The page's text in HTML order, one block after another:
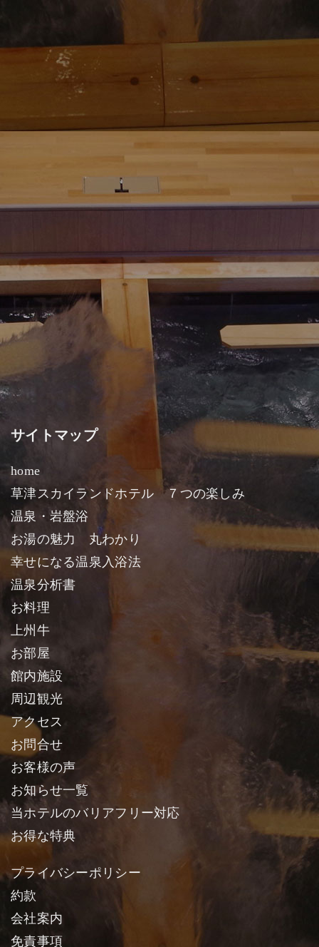
サイトマップ
home
草津スカイランドホテル ７つの楽しみ
温泉・岩盤浴
お湯の魅力 丸わかり
幸せになる温泉入浴法
温泉分析書
お料理
上州牛
お部屋
館内施設
周辺観光
アクセス
お問合せ
お客様の声
お知らせ一覧
当ホテルのバリアフリー対応
お得な特典
プライバシーポリシー
約款
会社案内
免責事項